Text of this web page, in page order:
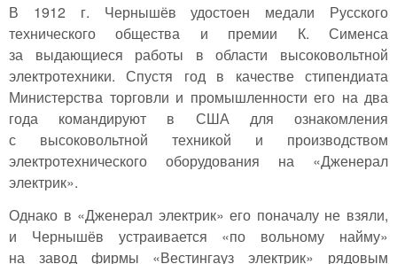
В 1912 г. Чернышёв удостоен медали Русского
технического общества и премии К. Сименса
за выдающиеся работы в области высоковольтной
электротехники. Спустя год в качестве стипендиата
Министерства торговли и промышленности его на два
года командируют в США для ознакомления
с высоковольтной техникой и производством
электротехнического оборудования на «Дженерал
электрик».
Однако в «Дженерал электрик» его поначалу не взяли,
и Чернышёв устраивается «по вольному найму»
на завод фирмы «Вестингауз электрик» рядовым